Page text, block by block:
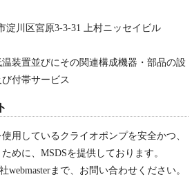
淀川区宮原3-3-31 上村ニッセイビル
装置並びにその関連構成機器・部品の設
付帯サービス
用しているクライオポンプを安全かつ、
めに、MSDSを提供しております。
webmasterまで、お問い合わせください。